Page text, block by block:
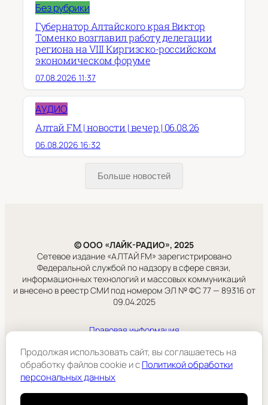
Без рубрики
Губернатор Алтайского края Виктор
Томенко возглавил работу делегации
региона на VIII Киргизско-российском
экономическом форуме
07.08.2026 11:37
АУДИО
Алтай FM | новости | вечер | 06.08.26
06.08.2026 16:32
Больше новостей
© ООО «ЛАЙК-РАДИО», 2025
Сетевое издание «АЛТАЙ FM» зарегистрировано
Федеральной службой по надзору в сфере связи,
информационных технологий и массовых коммуникаций
и внесено в реестр СМИ под номером ЭЛ № ФС 77 — 89316 от
09.04.2025
Правовая информация
ООО «ЛАЙК-РАДИО».
Подробнее
Продолжая использовать сайт, вы соглашаетесь на
обработку файлов cookie и cПолитикой обработки
персональных данных